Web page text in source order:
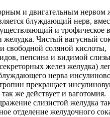
и двигательным нервом
блуждающий нерв,
и трофическое
желудка. Чистый вагусный
свободной соляной кислоты,
пепсина и видимой
желез желудка)
нерва
прекращает
же действует и ваготомия.
слизистой желудка
отделение желудочного